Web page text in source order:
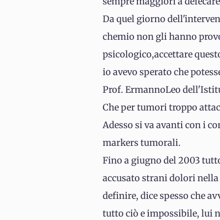
Da quel giorno
chemio non gli hanno
psicologico,accettare
io avevo sperato che
Prof. ErmannoLeo
Che per tumori troppo
Adesso si va avanti con i
markers tumorali.
Fino a giugno del 2003
accusato strani dolori nella
definire, dice spesso che
tutto ciò e impossibile, lui